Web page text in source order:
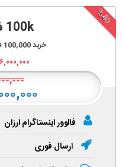
%40
100k فالوور ارزان
خرید100,000
فالوور اینستاگرام ارزان
ارسال فوری